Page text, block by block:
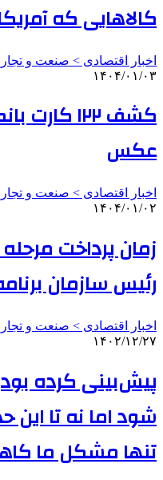
کالاهایی که
اخبار اقتصادی > صنعت و
۱۴۰۴/۰۱/۰۳
کشف ۱۲۲
عکس
اخبار اقتصادی > صنعت و
۱۴۰۴/۰۱/۰۲
زمان پرداخت مرحله
رئیس سازمان
اخبار اقتصادی > صنعت و
۱۴۰۲/۱۲/۲۷
پیش‌بینی کرده
شود اما نه تا این
تنها مشکل ما